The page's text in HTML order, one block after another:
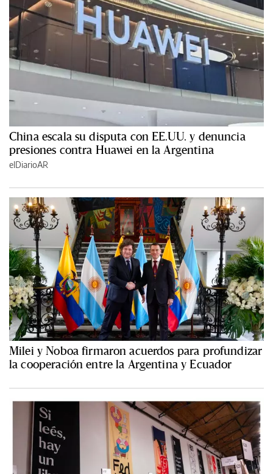
China escala su disputa con EE.UU. y denuncia
presiones contra Huawei en la Argentina
elDiarioAR
Milei y Noboa firmaron acuerdos para profundizar
la cooperación entre la Argentina y Ecuador